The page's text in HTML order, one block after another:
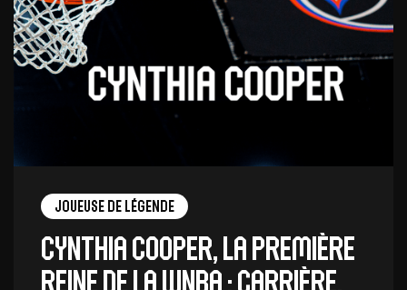
Joueuse de légende
Cynthia Cooper, la première
reine de la WNBA : carrière,